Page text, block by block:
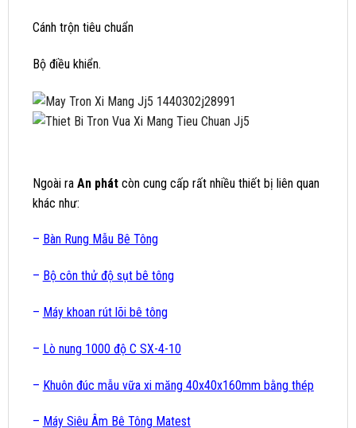
Cánh trộn tiêu chuẩn
Bộ điều khiển.
Ngoài ra An phátcòn cung cấp rất nhiều thiết bị liên quan
khác như:
– Bàn Rung Mẫu Bê Tông
– Bộ côn thử độ sụt bê tông
– Máy khoan rút lõi bê tông
– Lò nung 1000 độ C SX-4-10
– Khuôn đúc mẫu vữa xi măng 40x40x160mm bằng thép
– Máy Siêu Âm Bê Tông Matest